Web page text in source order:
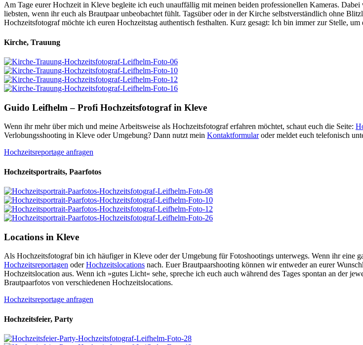
Am Tage eurer Hochzeit in Kleve begleite ich euch unauffällig mit meinen beiden professionellen Kameras.
liebsten, wenn ihr euch als Brautpaar unbeobachtet fühlt. Tagsüber oder in der Kirche selbstverständlich ohne
Hochzeitsfotograf möchte ich euren Hochzeitstag authentisch festhalten. Kurz gesagt: Ich bin immer zur Stelle,
Kirche, Trauung
Guido Leifhelm – Profi Hochzeitsfotograf in Kleve
Wenn ihr mehr über mich und meine Arbeitsweise als Hochzeitsfotograf erfahren möchtet, schaut euch die Seite:
Verlobungsshooting in Kleve oder Umgebung? Dann nutzt mein Kontaktformularoder meldet euch telefonisch
Hochzeitsreportage anfragen
Hochzeitsportraits, Paarfotos
Locations in Kleve
Als Hochzeitsfotograf bin ich häufiger in Kleve oder der Umgebung für Fotoshootings unterwegs. Wenn ihr eine
Hochzeitsreportagen oderHochzeitslocations nach. Euer Brautpaarshooting können wir entweder an eurer
Hochzeitslocation aus. Wenn ich »gutes Licht« sehe, spreche ich euch auch während des Tages spontan an der
Brautpaarfotos von verschiedenen Hochzeitslocations.
Hochzeitsreportage anfragen
Hochzeitsfeier, Party